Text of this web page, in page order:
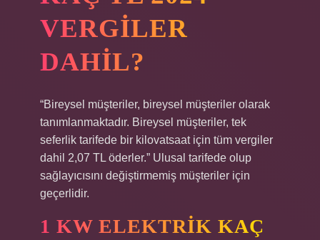
VERGILER
DAHIL?
“Bireysel müşteriler, bireysel müşteriler olarak
tanımlanmaktadır. Bireysel müşteriler, tek
seferlik tarifede bir kilovatsaat için tüm vergiler
dahil 2,07 TL öderler.” Ulusal tarifede olup
sağlayıcısını değiştirmemiş müşteriler için
geçerlidir.
1 KW ELEKTRIK KAÇ